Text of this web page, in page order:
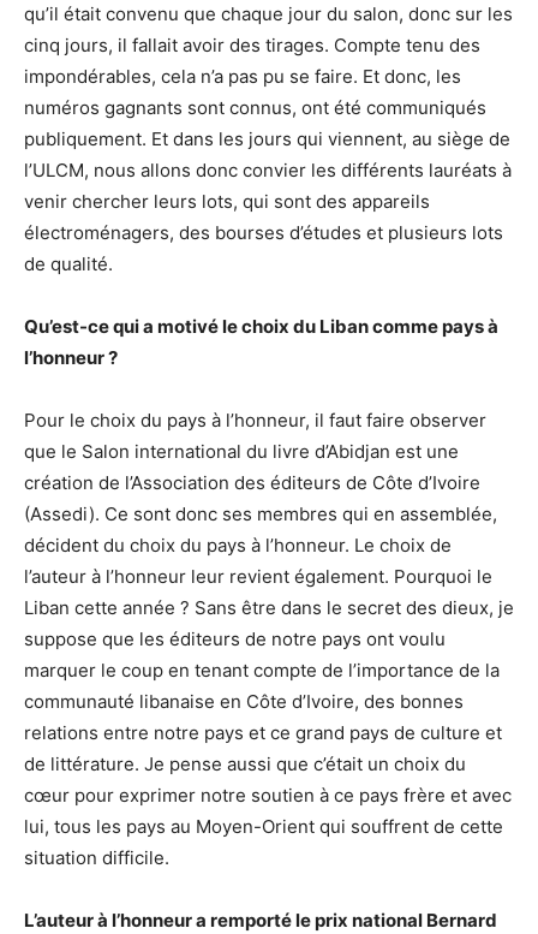
qu’il était convenu que chaque jour du salon, donc sur les
cinq jours, il fallait avoir des tirages. Compte tenu des
impondérables, cela n’a pas pu se faire. Et donc, les
numéros gagnants sont connus, ont été communiqués
publiquement. Et dans les jours qui viennent, au siège de
l’ULCM, nous allons donc convier les différents lauréats à
venir chercher leurs lots, qui sont des appareils
électroménagers, des bourses d’études et plusieurs lots
de qualité.
Qu’est-ce qui a motivé le choix du Liban comme pays à
l’honneur ?
Pour le choix du pays à l’honneur, il faut faire observer
que le Salon international du livre d’Abidjan est une
création de l’Association des éditeurs de Côte d’Ivoire
(Assedi). Ce sont donc ses membres qui en assemblée,
décident du choix du pays à l’honneur. Le choix de
l’auteur à l’honneur leur revient également. Pourquoi le
Liban cette année ? Sans être dans le secret des dieux, je
suppose que les éditeurs de notre pays ont voulu
marquer le coup en tenant compte de l’importance de la
communauté libanaise en Côte d’Ivoire, des bonnes
relations entre notre pays et ce grand pays de culture et
de littérature. Je pense aussi que c’était un choix du
cœur pour exprimer notre soutien à ce pays frère et avec
lui, tous les pays au Moyen-Orient qui souffrent de cette
situation difficile.
L’auteur à l’honneur a remporté le prix national Bernard